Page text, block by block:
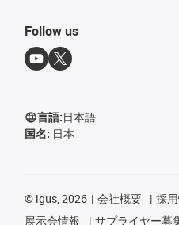
Follow us
言語:日本語
国名: 日本
© igus, 2026 会社概要 採
展示会情報
サプライヤー募